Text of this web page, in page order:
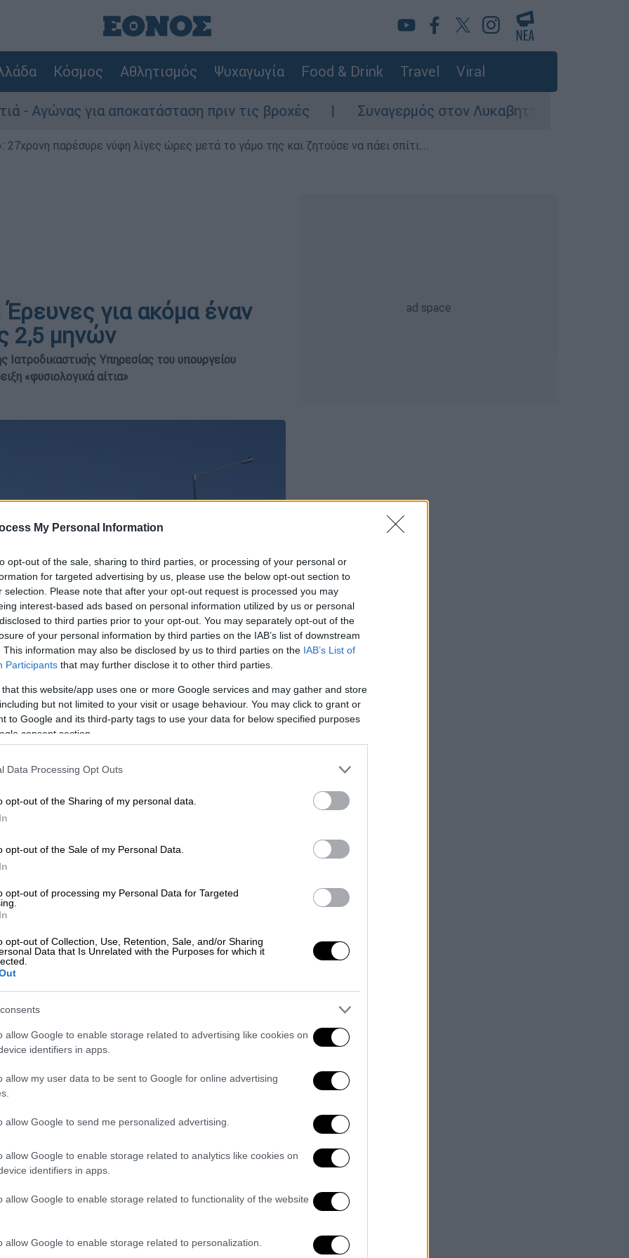
My Personal Information
opt-out of the sale, sharing to third parties, or processing of your personal or
for targeted advertising by us, please use the below opt-out section to
selection. Please note that after your opt-out request is processed you may
interest-based ads based on personal information utilized by us or personal
to third parties prior to your opt-out. You may separately opt-out of the
of your personal information by third parties on the IAB’s list of downstream
This information may also be disclosed by us to third parties on the IAB’s List of
Participants that may further disclose it to other third parties.
that this website/app uses one or more Google services and may gather and store
but not limited to your visit or usage behaviour. You may click to grant or
to Google and its third-party tags to use your data for below specified purposes
consent section.
Data Processing Opt Outs
opt-out of the Sharing of my personal data.
opt-out of the Sale of my Personal Data.
opt-out of processing my Personal Data for Targeted
opt-out of Collection, Use, Retention, Sale, and/or Sharing
Data that Is Unrelated with the Purposes for which it
allow Google to enable storage related to advertising like cookies on
identifiers in apps.
allow my user data to be sent to Google for online advertising
allow Google to send me personalized advertising.
allow Google to enable storage related to analytics like cookies on
identifiers in apps.
allow Google to enable storage related to functionality of the website
allow Google to enable storage related to personalization.
Κόσμος Αθλητισμός Ψυχαγωγία Food & Drink Travel Viral
για αποκατάσταση πριν τις βροχές Συναγερμός στον Λυκαβηττό: Σορός σε
παρέσυρε νύφη λίγες ώρες μετά το γάμο της και ζητούσε να πάει σπίτι...
Έρευνες για ακόμα έναν
2,5 μηνών
Ιατροδικαστικής Υπηρεσίας του υπουργείου
«φυσιολογικά αίτια»
το ΕΘΝΟΣ στη Google
έρευνα τηςΓενικής Διεύθυνσης
Δικαιοσύνης
τις οποίες έχουν εκδοθεί σχετικά
ΥπηρεσίαΠάτρας.
ΠΑΓΝΗ - Τραυματίστηκε ασθενής
και άρχισαν μετά τις σοκαριστικές
στην
που ομολόγησε ότι σκότωσε ηΕιρήνη
των παιδιών της
προέκυψαν στοιχεία για μια νέα